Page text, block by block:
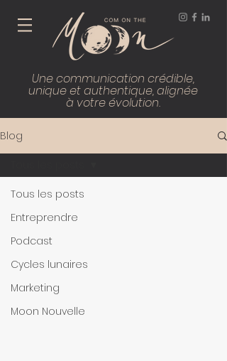
Une communication crédible,
unique et authentique, alignée
à votre évolution.
Blog
Tous les posts
Entreprendre
Podcast
Cycles lunaires
Marketing
Moon Nouvelle